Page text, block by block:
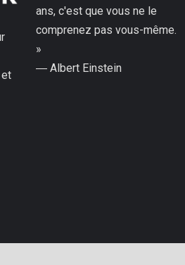
ans, c'est que vous ne le
comprenez pas vous-même.
»
― Albert Einstein